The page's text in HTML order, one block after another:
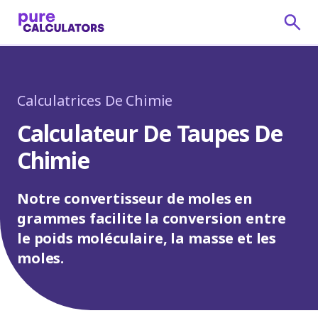
Calculatrices De Chimie
Calculateur De Taupes De
Chimie
Notre convertisseur de moles en
grammes facilite la conversion entre
le poids moléculaire, la masse et les
moles.